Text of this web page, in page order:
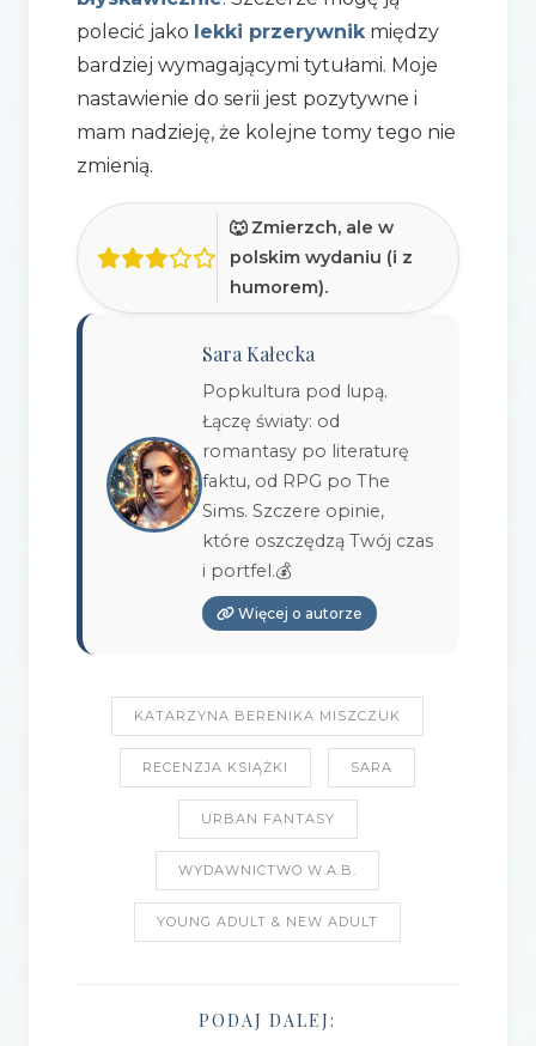
polecić jako lekki przerywnikmiędzy
bardziej wymagającymi tytułami. Moje
nastawienie do serii jest pozytywne i
mam nadzieję, że kolejne tomy tego nie
zmienią.
🐺 Zmierzch, ale w
polskim wydaniu (i z
humorem).
Sara Kałecka
Popkultura pod lupą.
Łączę światy: od
romantasy po literaturę
faktu, od RPG po The
Sims. Szczere opinie,
które oszczędzą Twój czas
i portfel.💰
Więcej o autorze
KATARZYNA BERENIKA MISZCZUK
RECENZJA KSIĄŻKI SARA
URBAN FANTASY
WYDAWNICTWO W.A.B.
YOUNG ADULT & NEW ADULT
PODAJ DALEJ: